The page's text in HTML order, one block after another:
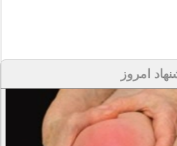
امروز